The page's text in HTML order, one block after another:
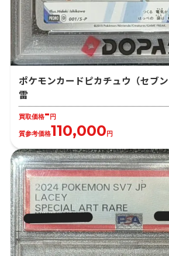
ポケモンカードピカチュウ（セブ
雷
買取価格-円
質参考価格110,000円